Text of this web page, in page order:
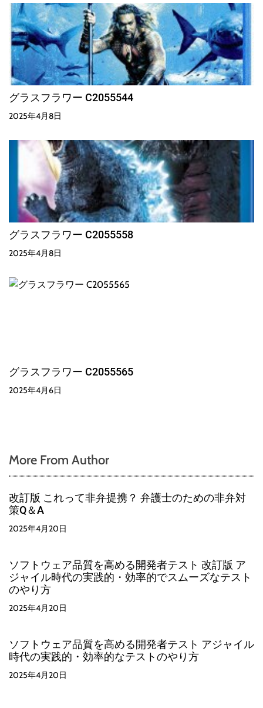
グラスフラワー C2055544
2025年4月8日
グラスフラワー C2055558
2025年4月8日
グラスフラワー C2055565
2025年4月6日
More From Author
改訂版 これって非弁提携？ 弁護士のための非弁対
策Q＆A
2025年4月20日
ソフトウェア品質を高める開発者テスト 改訂版 ア
ジャイル時代の実践的・効率的でスムーズなテスト
のやり方
2025年4月20日
ソフトウェア品質を高める開発者テスト アジャイル
時代の実践的・効率的なテストのやり方
2025年4月20日